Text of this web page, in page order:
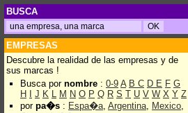
BUSCA
EMPRESAS
Descubre la realidad de las empresas y de
sus marcas !
Busca por nombre : 0-9 A B C D E F G
H
J K L M N O P Q R S T U V W X Y Z
por pa�s : Espa�a, Argentina, Mexico,